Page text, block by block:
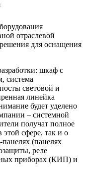
отраслевой
для оснащения
шкаф с
система
световой и
линейка
будет уделено
– системной
получат полное
этой сфере, так и о
(панелях
реле
приборах (КИП) и